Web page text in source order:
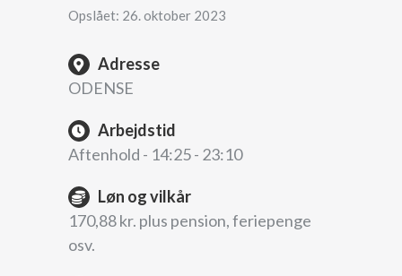
Opslået: 26. oktober 2023
Adresse
ODENSE
Arbejdstid
Aftenhold - 14:25 - 23:10
Løn og vilkår
170,88 kr. plus pension, feriepenge
osv.